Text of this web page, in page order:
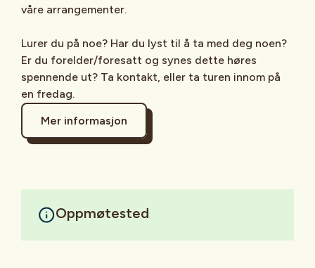
våre arrangementer.
Lurer du på noe? Har du lyst til å ta med deg noen?
Er du forelder/foresatt og synes dette høres
spennende ut? Ta kontakt, eller ta turen innom på
en fredag.
Mer informasjon
Oppmøtested